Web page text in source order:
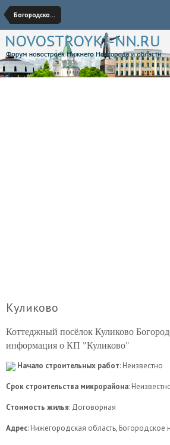
Богородское направление
Куликово
Коттеджный посёлок Куликово
информация о КП "Куликово"
Начало строительных работ: Неизвестно
Срок строительства микрорайона:
Стоимость жилья: Договорная
Адрес: Нижегородская область, Богородское